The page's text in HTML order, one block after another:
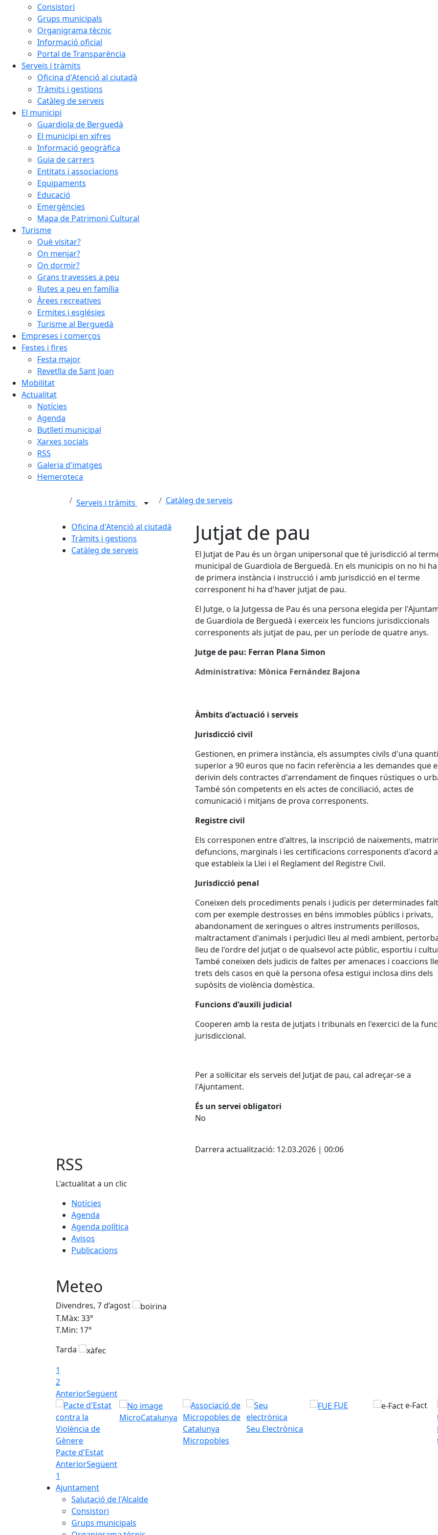
Consistori
Grups municipals
Organigrama tècnic
Informació oficial
Portal de Transparència
Serveis i tràmits
Oficina d'Atenció al ciutadà
Tràmits i gestions
Catàleg de serveis
El municipi
Guardiola de Berguedà
El municipi en xifres
Informació geogràfica
Guia de carrers
Entitats i associacions
Equipaments
Educació
Emergències
Mapa de Patrimoni Cultural
Turisme
Què visitar?
On menjar?
On dormir?
Grans travesses a peu
Rutes a peu en família
Àrees recreatives
Ermites i esglésies
Turisme al Berguedà
Empreses i comerços
Festes i fires
Festa major
Revetlla de Sant Joan
Mobilitat
Actualitat
Notícies
Agenda
Butlletí municipal
Xarxes socials
RSS
Galeria d'imatges
Hemeroteca
Serveis i tràmits Catàleg de serveis
Oficina d'Atenció al ciutadà
Tràmits i gestions
Catàleg de serveis
Jutjat de pau
El Jutjat de Pau és un òrgan unipersonal que té jurisdicció al
municipal de Guardiola de Berguedà. En els municipis on no hi
de primera instància i instrucció i amb jurisdicció en el terme
corresponent hi ha d'haver jutjat de pau.
El Jutge, o la Jutgessa de Pau és una persona elegida per
de Guardiola de Berguedà i exerceix les funcions jurisdiccionals
corresponents als jutjat de pau, per un període de quatre anys.
Jutge de pau: Ferran Plana Simon
Administrativa: Mònica Fernández Bajona
Àmbits d'actuació i serveis
Jurisdicció civil
Gestionen, en primera instància, els assumptes civils d'una
superior a 90 euros que no facin referència a les demandes que
derivin dels contractes d'arrendament de finques rústiques o
També són competents en els actes de conciliació, actes de
comunicació i mitjans de prova corresponents.
Registre civil
Els corresponen entre d'altres, la inscripció de naixements,
defuncions, marginals i les certificacions corresponents d'acord
que estableix la Llei i el Reglament del Registre Civil.
Jurisdicció penal
Coneixen dels procediments penals i judicis per determinades
com per exemple destrosses en béns immobles públics i privats,
abandonament de xeringues o altres instruments perillosos,
maltractament d'animals i perjudici lleu al medi ambient,
lleu de l'ordre del jutjat o de qualsevol acte públic, esportiu i
També coneixen dels judicis de faltes per amenaces i coaccions
trets dels casos en què la persona ofesa estigui inclosa dins dels
supòsits de violència domèstica.
Funcions d'auxili judicial
Cooperen amb la resta de jutjats i tribunals en l'exercici de la
jurisdiccional.
Per a sol·licitar els serveis del Jutjat de pau, cal adreçar-se a
l'Ajuntament.
És un servei obligatori
No
Darrera actualització: 12.03.2026 | 00:06
RSS
L'actualitat a un clic
Notícies
Agenda
Agenda política
Avisos
Publicacions
Meteo
Divendres, 7 d’agost
T.Màx: 33°
T.Min: 17°
Tarda
1
2
AnteriorSegüent
Pacte d'Estat
MicroCatalunya
Micropobles
Seu Electrònica
FUE e-Fact
AnteriorSegüent
1
Ajuntament
Salutació de l'Alcalde
Consistori
Grups municipals